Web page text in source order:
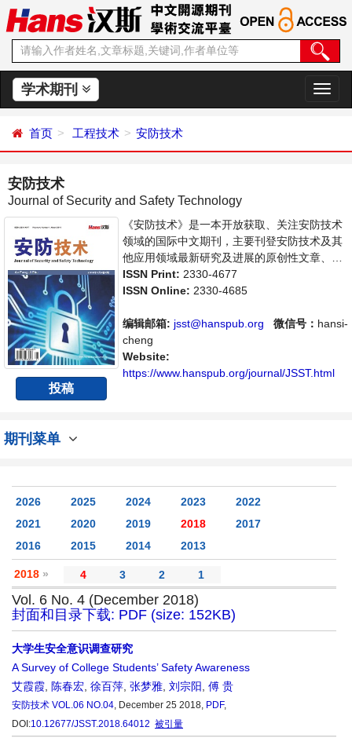
学术期刊
切
换
首页 工程技术 安防技术
安防技术
Journal of Security and Safety Technology
投稿
《安防技术》是一本开放获取、关注安防技术
领域的国际中文期刊，主要刊登安防技术及其
他应用领域最新研究及进展的原创性文章、关
注安防产品的应用、集成、维护。旨在给世界
范围内的科学家、学者、科研人员提供一个传
与发展的交流平台。
ISSN Print: 2330-4677
ISSN Online: 2330-4685
编辑邮箱: jsst@hanspub.org 微信号： hansi-
cheng
Website:
https://www.hanspub.org/journal/JSST.html
期刊菜单
2026 2025 2024 2023
2022
2021
2020 2019 2018
2017
2016
2015 2014 2013
2018 » 4 3 2 1
Vol. 6 No. 4 (December 2018)
封面和目录下载: PDF (size: 152KB)
大学生安全意识调查研究
A Survey of College Students’ Safety Awareness
艾霞霞
陈春宏 徐百萍 张梦雅 刘宗阳 傅 贵
安防技术 VOL.06 NO.04, December 25 2018, PDF,
DOI:10.12677/JSST.2018.64012 被引量